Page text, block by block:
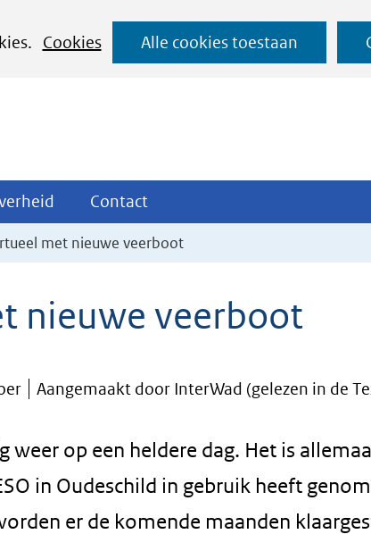
Cookies
Alle cookies toestaan
Ga
naar
Overheid
Uitklappen
Contact
Uitklappen
met nieuwe veerboot
nieuwe veerboot
Aangemaakt door InterWad (gelezen in de
op een heldere dag. Het is
in Oudeschild in gebruik heeft
er de komende maanden